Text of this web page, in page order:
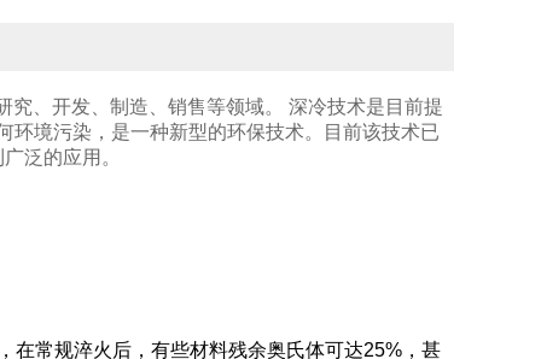
、开发、制造、销售等领域。 深冷技术是目前提
环境污染，是一种新型的环保技术。目前该技术已
泛的应用。
在常规淬火后，有些材料残余奥氏体可达25%，甚